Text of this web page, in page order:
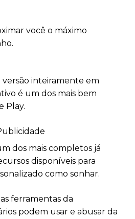
você o máximo
versão inteiramente em
é um dos mais bem
Play.
dos mais completos já
disponíveis para
como sonhar.
ferramentas da
podem usar e abusar da